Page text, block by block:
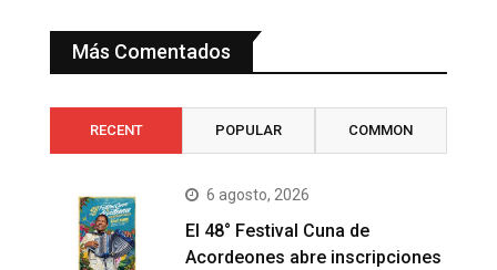
Más Comentados
RECENT POPULAR COMMON
6 agosto, 2026
El 48° Festival Cuna de
Acordeones abre inscripciones